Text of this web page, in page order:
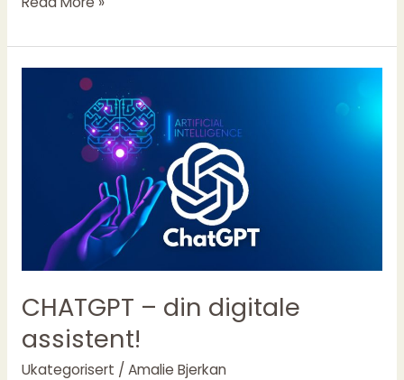
CHATGPT – din digitale
assistent!
Ukategorisert / Amalie Bjerkan
CHATGPT
assistent!